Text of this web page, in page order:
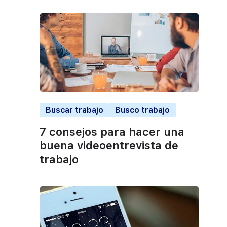
Buscar trabajo Busco trabajo
7 consejos para hacer una
buena videoentrevista de
trabajo